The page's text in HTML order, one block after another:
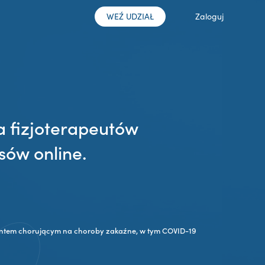
WEŹ UDZIAŁ Zaloguj
fizjoterapeutów
online.
chorującym na choroby zakaźne, w tym COVID-19